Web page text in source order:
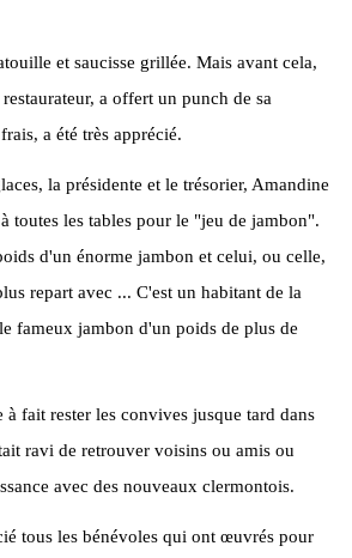
et saucisse grillée. Mais avant cela,
a offert un punch de sa
a été très apprécié.
la présidente et le trésorier, Amandine
toutes les tables pour le "jeu de jambon".
d'un énorme jambon et celui, ou celle,
repart avec ... C'est un habitant de la
fameux jambon d'un poids de plus de
fait rester les convives jusque tard dans
ravi de retrouver voisins ou amis ou
avec des nouveaux clermontois.
tous les bénévoles qui ont œuvrés pour